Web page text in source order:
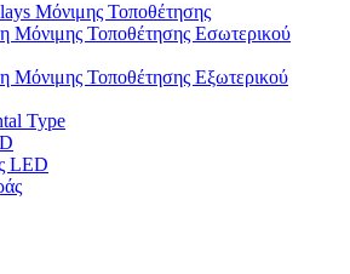
Μόνιμης Τοποθέτησης
Μόνιμης Τοποθέτησης Εσωτερικού
Μόνιμης Τοποθέτησης Εξωτερικού
Type
LED